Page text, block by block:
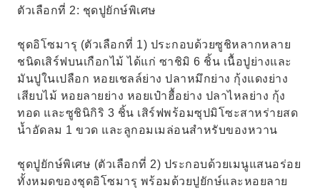
ตัวเลือกที่ 2: ชุดปูยักษ์พิเศษ
ชุดอิโซมารุ (ตัวเลือกที่ 1) ประกอบด้วยซูชิหลากหลาย
ชนิดเสิร์ฟบนเกือกไม้ ได้แก่ ซาชิมิ 6 ชิ้น เนื้อปูย่างและ
มันปูในเปลือก หอยเชลล์ย่าง ปลาหมึกย่าง กุ้งแดงย่าง
เสียบไม้ หอยลายย่าง หอยเป๋าฮื้อย่าง ปลาไหลย่าง กุ้ง
ทอด และซูชินิกิริ 3 ชิ้น เสิร์ฟพร้อมซุปมิโซะสาหร่ายสด
น้ำอัดลม 1 ขวด และลูกอมเมล่อนสำหรับของหวาน
ชุดปูยักษ์พิเศษ (ตัวเลือกที่ 2) ประกอบด้วยเมนูแสนอร่อย
ทั้งหมดของชุดอิโซมารุ พร้อมด้วยปูยักษ์และหอยลาย